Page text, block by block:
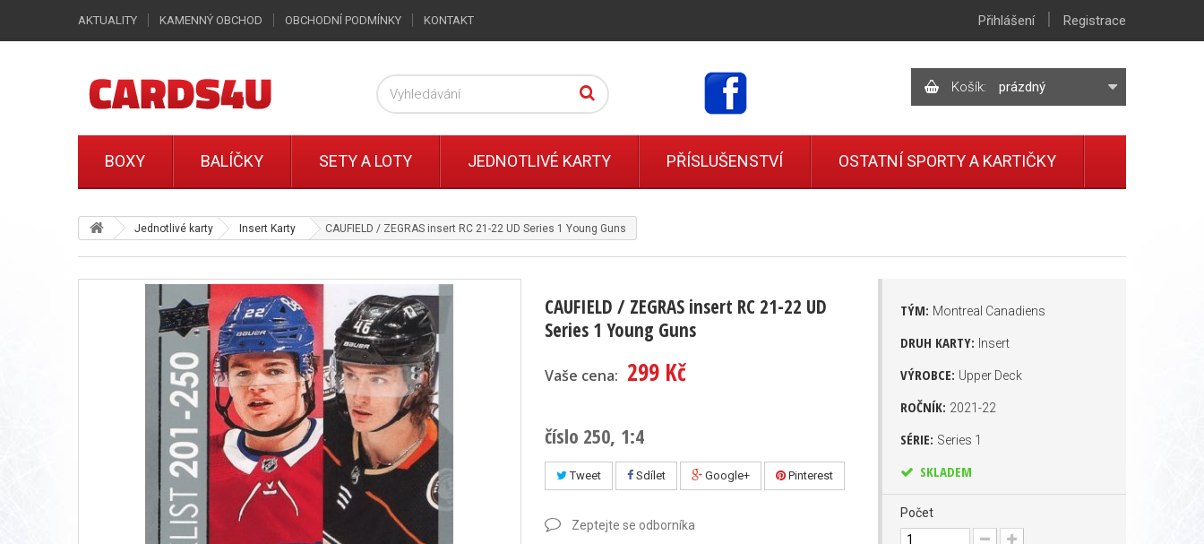
Jednotlivé karty Insert Karty CAUFIELD / ZEGRAS insert RC 21-22 UD Series 1 Young Guns
CAUFIELD / ZEGRAS insert RC 21-22 UD
Series 1 Young Guns
Vaše cena: 299 Kč
číslo 250, 1:4
Tweet Sdílet Google+ Pinterest
Zeptejte se odborníka
TÝM: Montreal Canadiens
DRUH KARTY: Insert
VÝROBCE: Upper Deck
ROČNÍK: 2021-22
SÉRIE: Series 1
SKLADEM
Počet
AKTUALITY KAMENNÝ OBCHOD OBCHODNÍ PODMÍNKY KONTAKT Přihlášení | Registrace
Košík: prázdný
BOXY BALÍČKY SETY A LOTY JEDNOTLIVÉ KARTY PŘÍSLUŠENSTVÍ OSTATNÍ SPORTY A KARTIČKY